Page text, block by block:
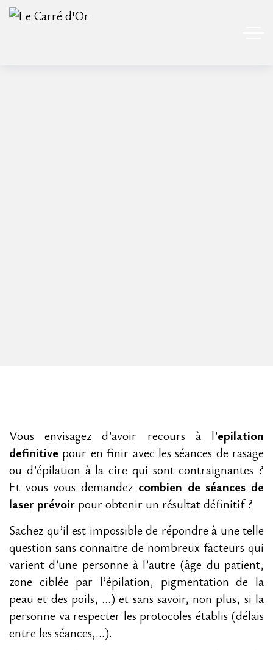
Vous envisagez d’avoir recours à l’epilation
definitive pour en finir avec les séances de rasage
ou d’épilation à la cire qui sont contraignantes ?
Et vous vous demandez combien de séances de
laser prévoir pour obtenir un résultat définitif ?
Sachez qu’il est impossible de répondre à une telle
question sans connaitre de nombreux facteurs qui
varient d’une personne à l’autre (âge du patient,
zone ciblée par l’épilation, pigmentation de la
peau et des poils, …) et sans savoir, non plus, si la
personne va respecter les protocoles établis (délais
entre les séances,…).